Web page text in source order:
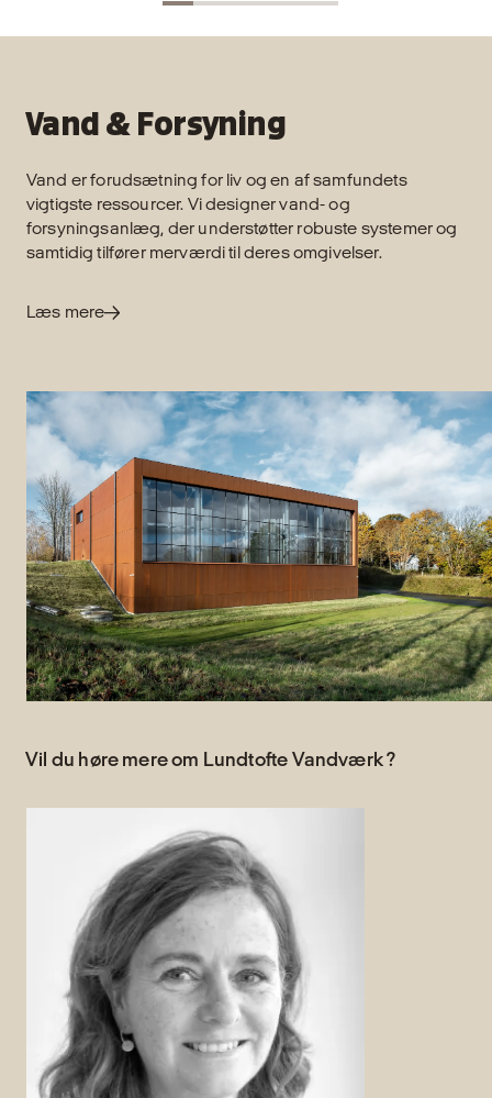
Vand & Forsyning
Vand er forudsætning for liv og en af samfundets
vigtigste ressourcer. Vi designer vand- og
forsyningsanlæg, der understøtter robuste systemer og
samtidig tilfører merværdi til deres omgivelser.
Læs mere
Vil du høre mere om Lundtofte Vandværk ?